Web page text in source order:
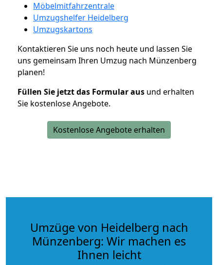
Möbelmitfahrzentrale
Umzugshelfer Heidelberg
Umzugskartons
Kontaktieren Sie uns noch heute und lassen Sie
uns gemeinsam Ihren Umzug nach Münzenberg
planen!
Füllen Sie jetzt das Formular aus und erhalten
Sie kostenlose Angebote.
Kostenlose Angebote erhalten
Umzüge von Heidelberg nach
Münzenberg: Wir machen es
Ihnen leicht